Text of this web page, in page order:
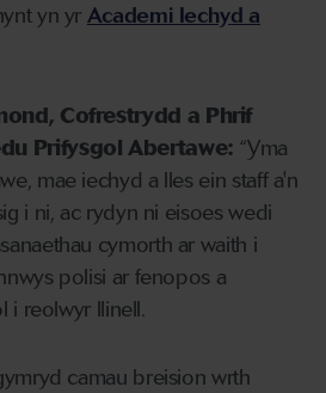
yn yr Academi Iechyd a
Cofrestrydd a Phrif
Prifysgol Abertawe: “Yma
mae iechyd a lles ein staff a'n
i ni, ac rydyn ni eisoes wedi
cymorth ar waith i
polisi ar fenopos a
i reolwyr llinell.
camau breision wrth